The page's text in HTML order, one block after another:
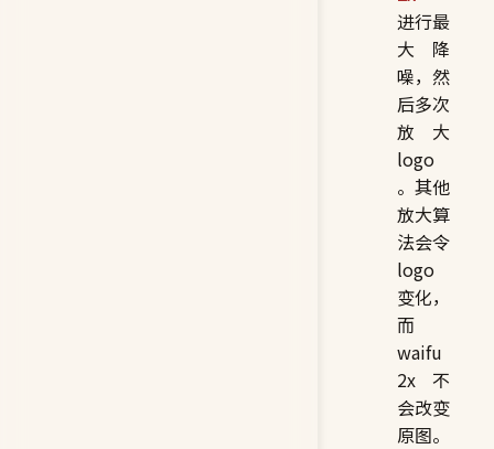
进行最
大降
噪，然
后多次
放大
logo
。其他
放大算
法会令
logo
变化，
而
waifu
2x 不
会改变
原图。